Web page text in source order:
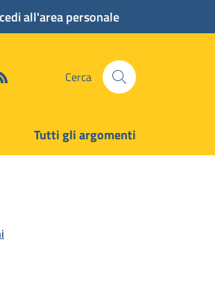
all'area personale
Cerca
Tutti gli argomenti